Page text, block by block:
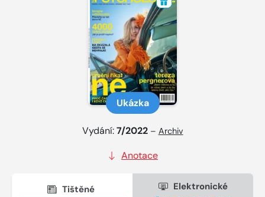
Ukázka
Vydání:7/2022 – Archiv
Anotace
Tištěné Elektronické